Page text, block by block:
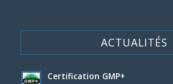
ACTUALITÉS
Certification GMP+